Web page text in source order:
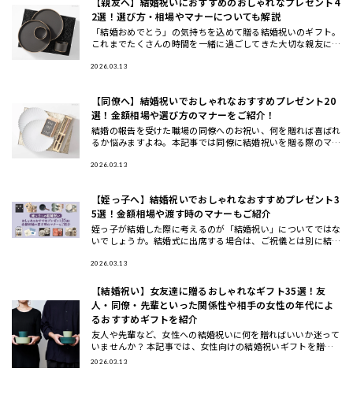
2選！選び方・相場やマナーについても解説
「結婚おめでとう」の気持ちを込めて贈る結婚祝いのギフト。
これまでたくさんの時間を一緒に過ごしてきた大切な親友に
の最旬ギフ
2026.03.13
【同僚へ】結婚祝いでおしゃれなおすすめプレゼント20
選！金額相場や選び方のマナーをご紹介！
結婚の報告を受けた職場の同僚へのお祝い、何を贈れば喜ばれ
るか悩みますよね。本記事では同僚に結婚祝いを贈る際のマナ
ゼント20選
2026.03.13
【姪っ子へ】結婚祝いでおしゃれなおすすめプレゼント3
5選！金額相場や渡す時のマナーもご紹介
姪っ子が結婚した際に考えるのが「結婚祝い」についてではな
いでしょうか。結婚式に出席する場合は、ご祝儀とは別に結婚
への結婚祝い
2026.03.13
【結婚祝い】女友達に贈るおしゃれなギフト35選！友
人・同僚・先輩といった関係性や相手の女性の年代によ
るおすすめギフトを紹介
友人や先輩など、女性への結婚祝いに何を贈ればいいか迷って
いませんか？ 本記事では、女性向けの結婚祝いギフトを贈る
相手別（女友達・同僚・先輩/上司・後輩/部下）と、年代別
2026.03.13